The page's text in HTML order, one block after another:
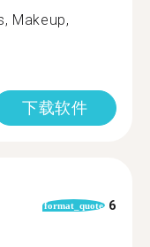
Makeup,
下载软件
format_quote 6